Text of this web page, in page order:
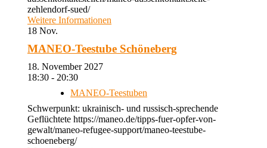
zehlendorf-sued/
Weitere Informationen
18 Nov.
MANEO-Teestube Schöneberg
18. November 2027
18:30 - 20:30
MANEO-Teestuben
Schwerpunkt: ukrainisch- und russisch-sprechende
Geflüchtete https://maneo.de/tipps-fuer-opfer-von-
gewalt/maneo-refugee-support/maneo-teestube-
schoeneberg/